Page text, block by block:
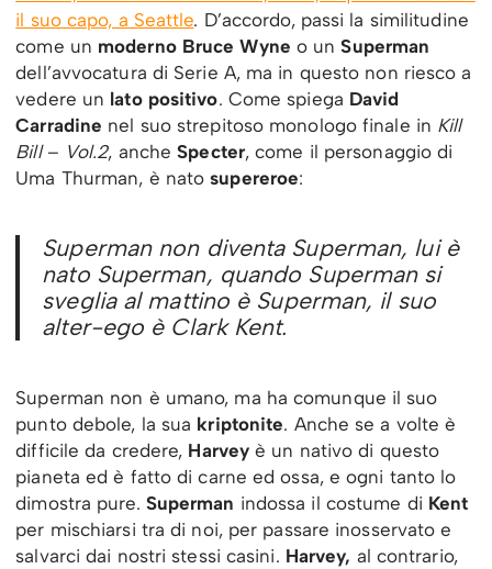
il suo capo, a Seattle. D’accordo, passi la similitudine
come un moderno Bruce Wyne o unSuperman
dell’avvocatura di Serie A, ma in questo non riesco a
vedere un lato positivo. Come spiega David
Carradine nel suo strepitoso monologo finale in Kill
Bill– Vol.2, ancheSpecter, come il personaggio di
Uma Thurman, è natosupereroe:
Superman non diventa Superman, lui è
nato Superman, quando Superman si
sveglia al mattino è Superman, il suo
alter-ego è Clark Kent.
Superman non è umano, ma ha comunque il suo
punto debole, la sua kriptonite. Anche se a volte è
difficile da credere, Harveyè un nativo di questo
pianeta ed è fatto di carne ed ossa, e ogni tanto lo
dimostra pure. Superman indossa il costume di Kent
per mischiarsi tra di noi, per passare inosservato e
salvarci dai nostri stessi casini. Harvey, al contrario,